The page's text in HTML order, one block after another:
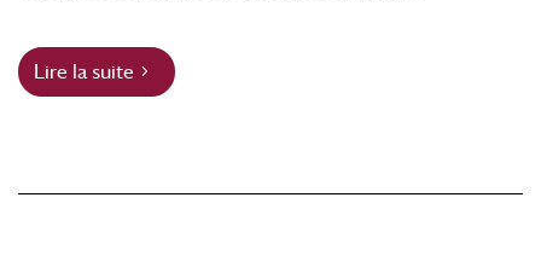
Lire la suite